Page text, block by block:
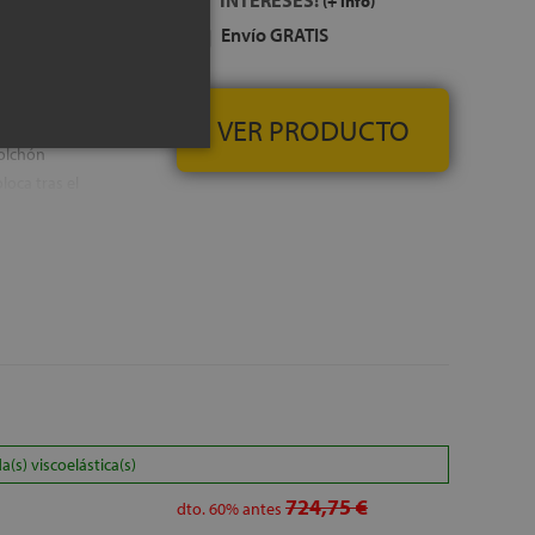
grado de confort
7 sobre 10)
a otra
Envío GRATIS
VER PRODUCTO
viscoelástica(s)
dto.60%antes 724,75 €